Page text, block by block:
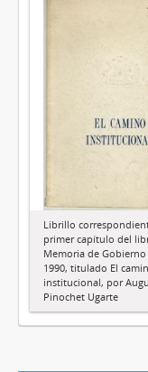
Librillo
primer capítulo del
Memoria de Gobierno
1990, titulado El
institucional, por
Pinochet Ugarte